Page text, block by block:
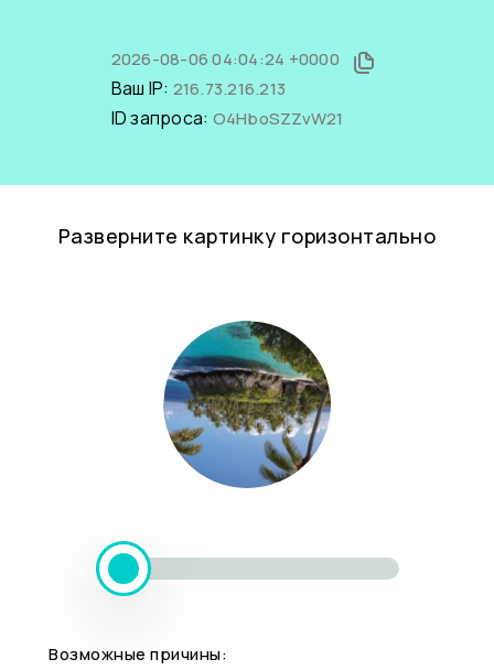
2026-08-06 04:04:24 +0000
Ваш IP: 216.73.216.213
ID запроса: O4HboSZZvW21
Разверните картинку горизонтально
Возможные причины: